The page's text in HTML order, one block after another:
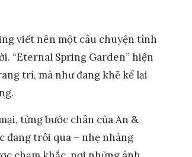
viết nên một câu chuyện tình
“Eternal Spring Garden” hiện
trí, mà như đang khẽ kể lại
từng bước chân của An &
đang trôi qua – nhẹ nhàng